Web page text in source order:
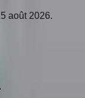
août 2026.